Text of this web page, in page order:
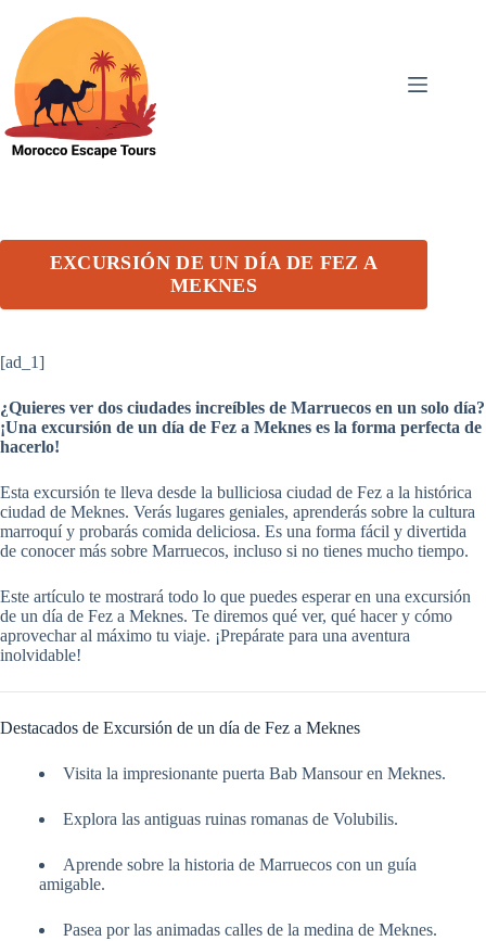
content
EXCURSIÓN DE UN DÍA DE FEZ A
MEKNES
[ad_1]
¿Quieres ver dos ciudades increíbles de Marruecos en un solo día?
¡Una excursión de un día de Fez a Meknes es la forma perfecta de
hacerlo!
Esta excursión te lleva desde la bulliciosa ciudad de Fez a la histórica
ciudad de Meknes. Verás lugares geniales, aprenderás sobre la cultura
marroquí y probarás comida deliciosa. Es una forma fácil y divertida
de conocer más sobre Marruecos, incluso si no tienes mucho tiempo.
Este artículo te mostrará todo lo que puedes esperar en una excursión
de un día de Fez a Meknes. Te diremos qué ver, qué hacer y cómo
aprovechar al máximo tu viaje. ¡Prepárate para una aventura
inolvidable!
Destacados de Excursión de un día de Fez a Meknes
Visita la impresionante puerta Bab Mansour en Meknes.
Explora las antiguas ruinas romanas de Volubilis.
Aprende sobre la historia de Marruecos con un guía
amigable.
Pasea por las animadas calles de la medina de Meknes.